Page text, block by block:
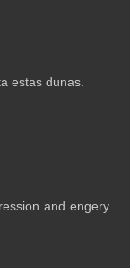
estas dunas.
and engery ..